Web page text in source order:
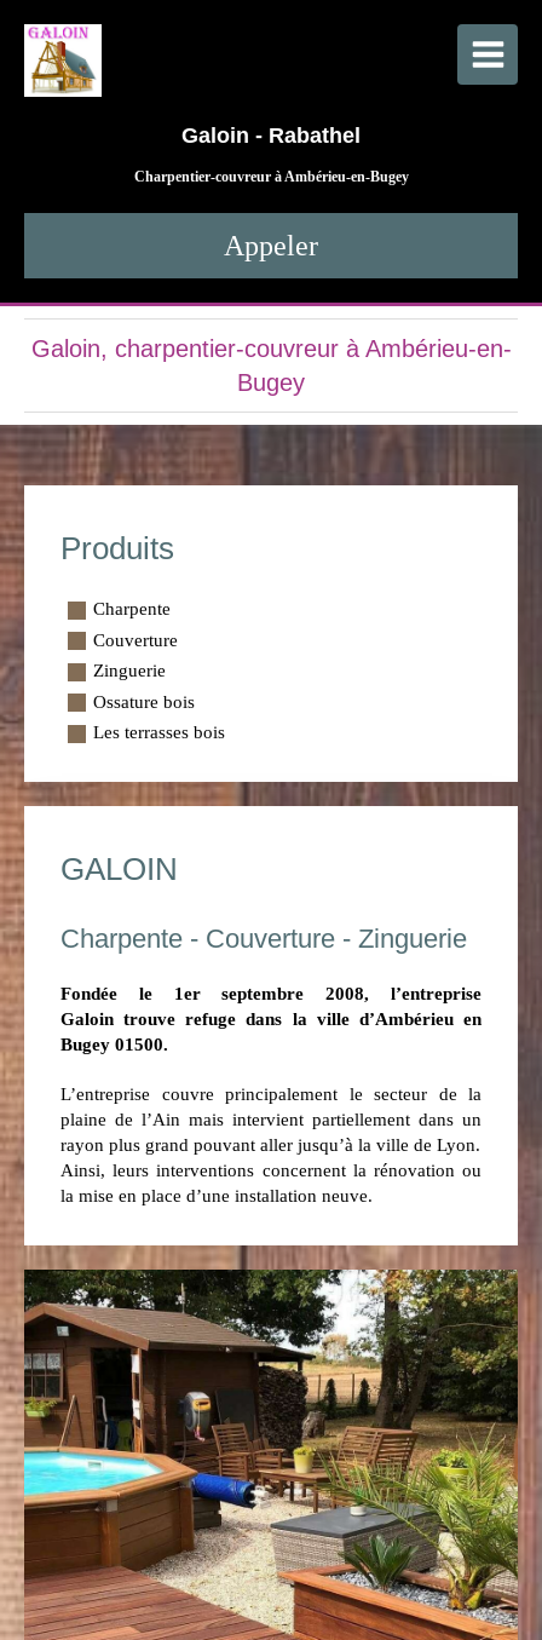
Galoin - Rabathel
Charpentier-couvreur à Ambérieu-en-Bugey
Appeler
Galoin, charpentier-couvreur à Ambérieu-en-
Bugey
Produits
Charpente
Couverture
Zinguerie
Ossature bois
Les terrasses bois
GALOIN
Charpente - Couverture - Zinguerie
Fondée le 1er septembre 2008, l’entreprise
Galoin trouve refuge dans la ville d’Ambérieu en
Bugey 01500.
L’entreprise couvre principalement le secteur de la
plaine de l’Ain mais intervient partiellement dans un
rayon plus grand pouvant aller jusqu’à la ville de Lyon.
Ainsi, leurs interventions concernent la rénovation ou
la mise en place d’une installation neuve.